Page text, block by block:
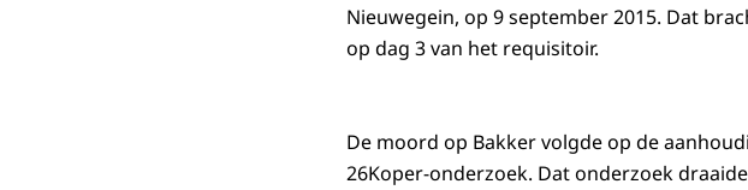
Nieuwegein, op 9 september 2015. Dat
op dag 3 van het requisitoir.
De moord op Bakker volgde op de
26Koper-onderzoek. Dat onderzoek